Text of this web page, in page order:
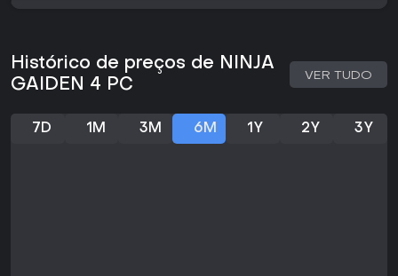
Histórico de preços de NINJA
GAIDEN 4 PC
VER TUDO
7D 1M 3M 6M 1Y 2Y 3Y